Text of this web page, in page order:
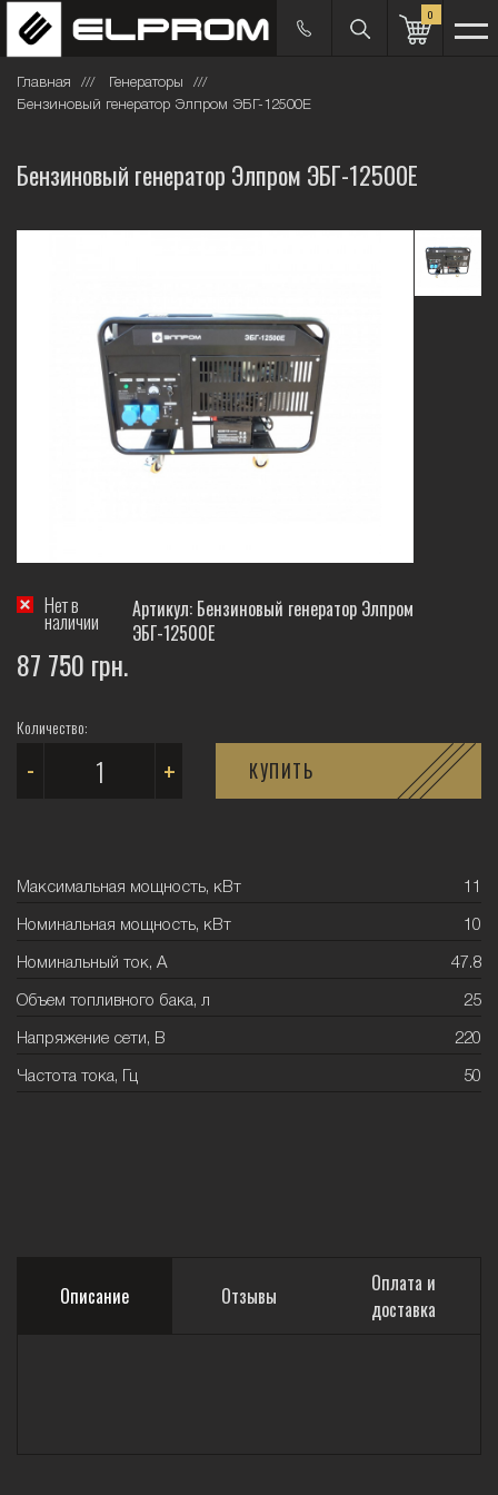
0
Главная
Генераторы
Бензиновый генератор Элпром ЭБГ-12500Е
Бензиновый генератор Элпром ЭБГ-12500Е
Нет в
наличии
Артикул: Бензиновый генератор Элпром
ЭБГ-12500Е
87 750 грн.
Количество:
- + КУПИТЬ
Максимальная мощность, кВт 11
Номинальная мощность, кВт 10
Номинальный ток, А 47.8
Объем топливного бака, л 25
Напряжение сети, В 220
Частота тока, Гц 50
Описание Отзывы
Оплата и
доставка